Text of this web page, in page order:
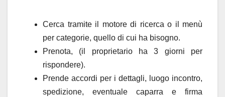
Cerca tramite il motore di ricerca o il menù
per categorie, quello di cui ha bisogno.
Prenota, (il proprietario ha 3 giorni per
rispondere).
Prende accordi per i dettagli, luogo incontro,
spedizione, eventuale caparra e firma